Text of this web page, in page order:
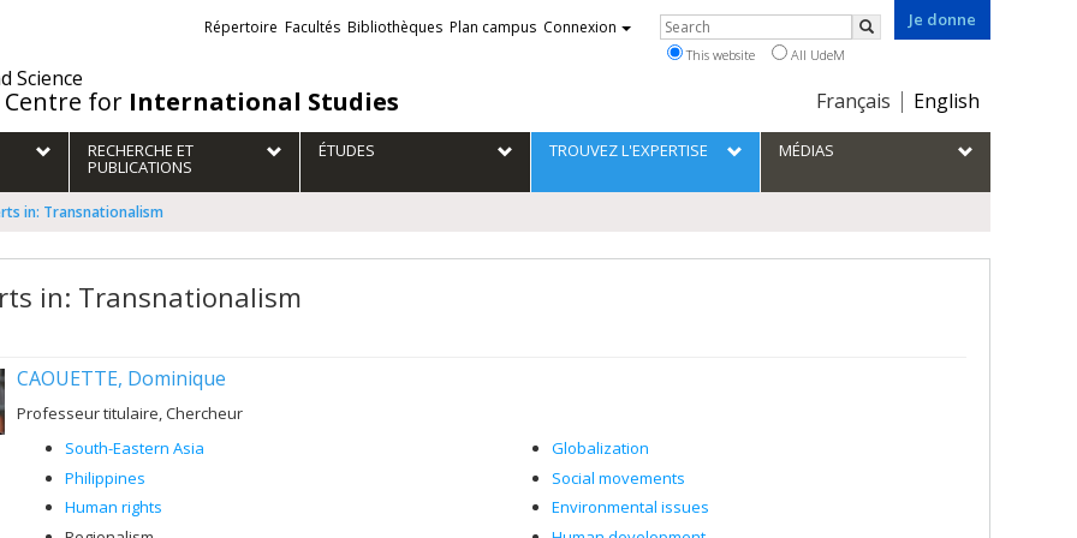
Science
for International Studies
Je donne
Choix
la
langue
Français English
Liens
externes
Répertoire Facultés Bibliothèques Plan campus Connexion Rechercher
Search
This website All UdeM
RECHERCHE ET
PUBLICATIONS
ÉTUDES TROUVEZ L'EXPERTISE MÉDIAS
in: Transnationalism
in: Transnationalism
CAOUETTE, Dominique
Professeur titulaire, Chercheur
South-Eastern Asia
Philippines
Human rights
Globalization
Social movements
Environmental issues